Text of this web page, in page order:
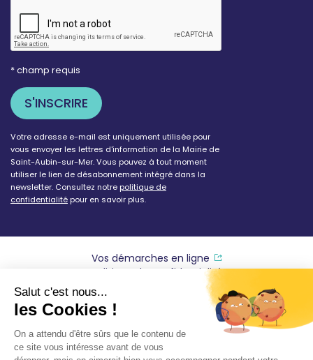
* champ requis
Votre adresse e-mail est uniquement utilisée pour
vous envoyer les lettres d'information de la Mairie de
Saint-Aubin-sur-Mer. Vous pouvez à tout moment
utiliser le lien de désabonnement intégré dans la
newsletter. Consultez notrepolitique de
confidentialitépour en savoir plus.
Vos démarches en ligne
Politique de confidentialité
Accessibilité conforme à 94%